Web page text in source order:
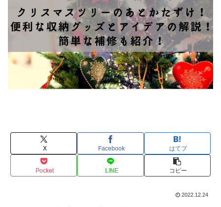
X Facebook はてブ
Pocket LINE コピー
2022.12.24